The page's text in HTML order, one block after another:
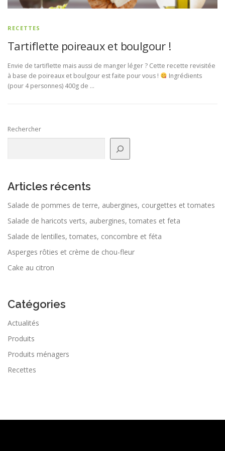
RECETTES
Tartiflette poireaux et boulgour !
Envie de tartiflette mais aussi de manger léger ? Cette recette revisitée
à base de poireaux et boulgour est faite pour vous !
Ingrédients
(pour 4 personnes) 400g de …
Rechercher
Articles récents
Salade de pommes de terre, aubergines, courgettes et tomates
Salade de haricots verts, aubergines, tomates et feta
Salade de lentilles, tomates, concombre et féta
Asperges rôties et crème de chou-fleur
Cake au citron
Catégories
Actualités
Produits
Produits ménagers
Recettes